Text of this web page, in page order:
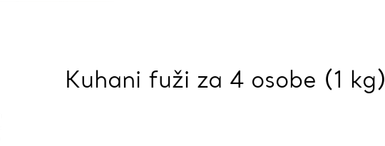
Kuhani fuži za 4 osobe (1